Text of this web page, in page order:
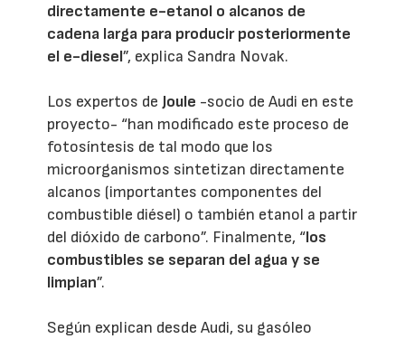
directamente e-etanol o alcanos de
cadena larga para producir posteriormente
el e-diesel”, explica Sandra Novak.
Los expertos de Joule -socio de Audi en este
proyecto- “han modificado este proceso de
fotosíntesis de tal modo que los
microorganismos sintetizan directamente
alcanos (importantes componentes del
combustible diésel) o también etanol a partir
del dióxido de carbono”. Finalmente, “los
combustibles se separan del agua y se
limpian”.
Según explican desde Audi, su gasóleo